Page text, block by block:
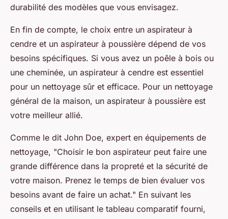
durabilité des modèles que vous envisagez.
En fin de compte, le choix entre un aspirateur à
cendre et un aspirateur à poussière dépend de vos
besoins spécifiques. Si vous avez un poêle à bois ou
une cheminée, un aspirateur à cendre est essentiel
pour un nettoyage sûr et efficace. Pour un nettoyage
général de la maison, un aspirateur à poussière est
votre meilleur allié.
Comme le dit John Doe, expert en équipements de
nettoyage, "Choisir le bon aspirateur peut faire une
grande différence dans la propreté et la sécurité de
votre maison. Prenez le temps de bien évaluer vos
besoins avant de faire un achat." En suivant les
conseils et en utilisant le tableau comparatif fourni,